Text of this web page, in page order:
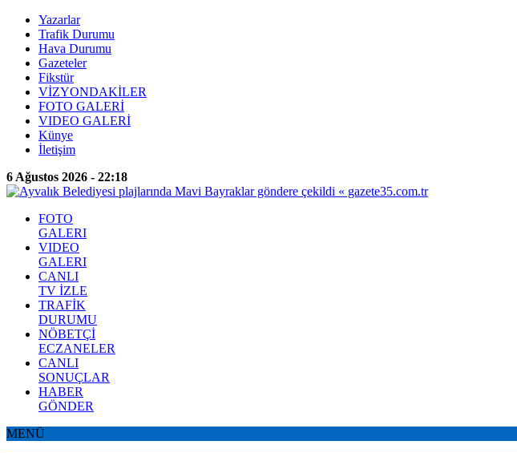
Yazarlar
Trafik Durumu
Hava Durumu
Gazeteler
Fikstür
VİZYONDAKİLER
FOTO GALERİ
VIDEO GALERİ
Künye
İletişim
6 Ağustos 2026 - 22:18
FOTO
GALERI
VIDEO
GALERI
CANLI
TV İZLE
TRAFİK
DURUMU
NÖBETÇİ
ECZANELER
CANLI
SONUÇLAR
HABER
GÖNDER
MENÜ